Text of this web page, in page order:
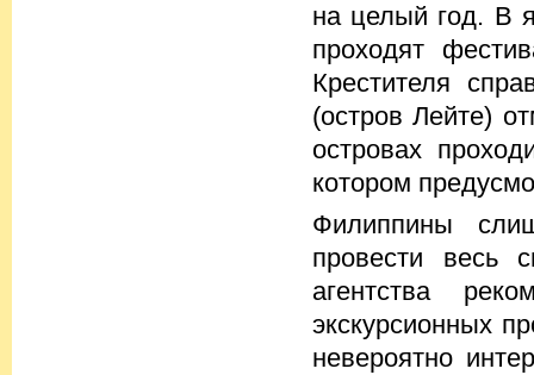
на целый год. В
проходят
Крестителя
(остров Лейте)
островах
котором
Филиппины
провести весь
агентства
экскурсионных
невероятно